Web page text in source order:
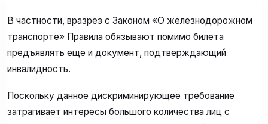
В частности, вразрез с Законом «О железнодорожном
транспорте» Правила обязывают помимо билета
предъявлять еще и документ, подтверждающий
инвалидность.
Поскольку данное дискриминирующее требование
затрагивает интересы большого количества лиц с